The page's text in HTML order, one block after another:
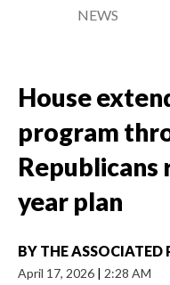
NEWS
House
program
Republicans
year plan
BY THE ASSOCIATED
April 17, 2026 | 2:28 AM